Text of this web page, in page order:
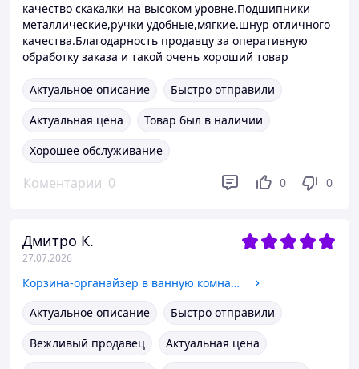
качество скакалки на высоком уровне.Подшипники
металлические,ручки удобные,мягкие.шнур отличного
качества.Благодарность продавцу за оперативную
обработку заказа и такой очень хороший товар
Актуальное описание
Быстро отправили
Актуальная цена
Товар был в наличии
Хорошее обслуживание
Коментарии 0 0 0
Дмитро К.
27.07.2026
Корзина-органайзер в ванную комнату для белья складной,мешок-сетка для одежды и вещей черный 31х31х51 см
Актуальное описание
Быстро отправили
Вежливый продавец
Актуальная цена